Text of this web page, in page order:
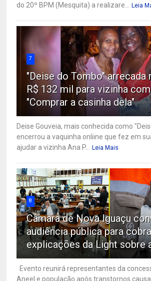
do 20º BPM (Mesquita) a realizare...
Leia
7
"Deise do Tombo" arrecada
R$ 132 mil para vizinha
"Comprar a casinha dela"
Deise Gouveia, mais conhecida como
encerrou a vaquinha onliine que fez em
ajudar a vizinha Ana P...
Leia Mais
8
Câmara de Nova Iguaçu
audiência pública para
explicações da Light sobre
Evento reunirá representantes da
Aneel e população após transtornos